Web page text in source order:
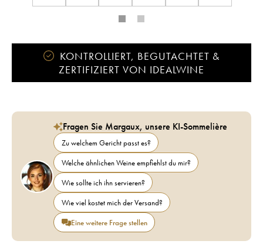
KONTROLLIERT, BEGUTACHTET &
ZERTIFIZIERT VON IDEALWINE
Fragen Sie Margaux, unsere KI-Sommelière
Zu welchem Gericht passt es?
Welche ähnlichen Weine empfiehlst du mir?
Wie sollte ich ihn servieren?
Wie viel kostet mich der Versand?
Eine weitere Frage stellen